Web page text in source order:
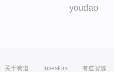
youdao
关于有道 Investors 有道智选